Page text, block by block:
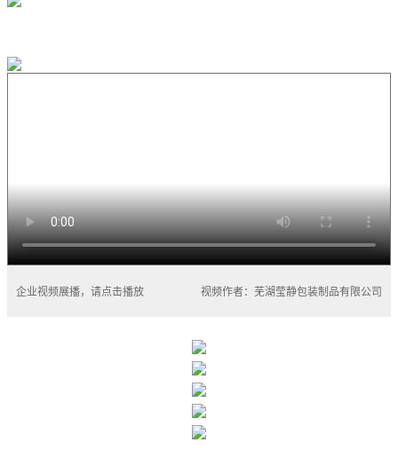
企业视频展播，请点击播放 视频作者：芜湖莹静包装制品有限公司